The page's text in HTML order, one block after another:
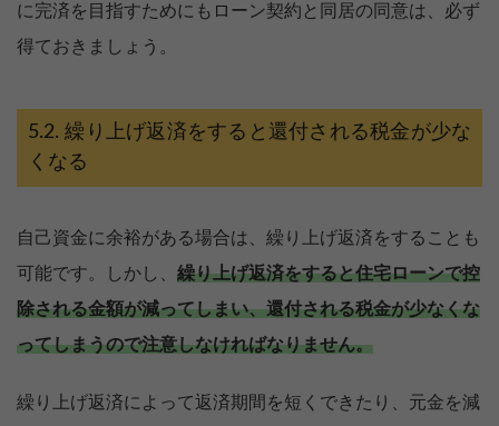
に完済を目指すためにもローン契約と同居の同意は、必ず
得ておきましょう。
繰り上げ返済をすると還付される税金が少な
くなる
自己資金に余裕がある場合は、繰り上げ返済をすることも
可能です。しかし、 繰り上げ返済をすると住宅ローンで控
除される金額が減ってしまい、還付される税金が少なくな
ってしまうので注意しなければなりません。
繰り上げ返済によって返済期間を短くできたり、元金を減